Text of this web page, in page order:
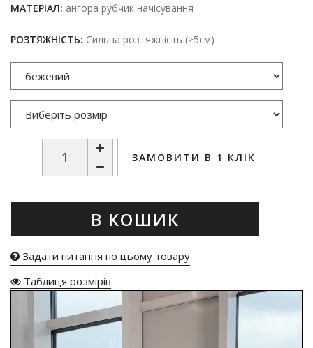
МАТЕРІАЛ: ангора рубчик начісування
РОЗТЯЖНІСТЬ: Сильна розтяжність (>5см)
ЗАМОВИТИ В 1 КЛІК
В КОШИК
Задати питання по цьому товару
Таблиця розмірів